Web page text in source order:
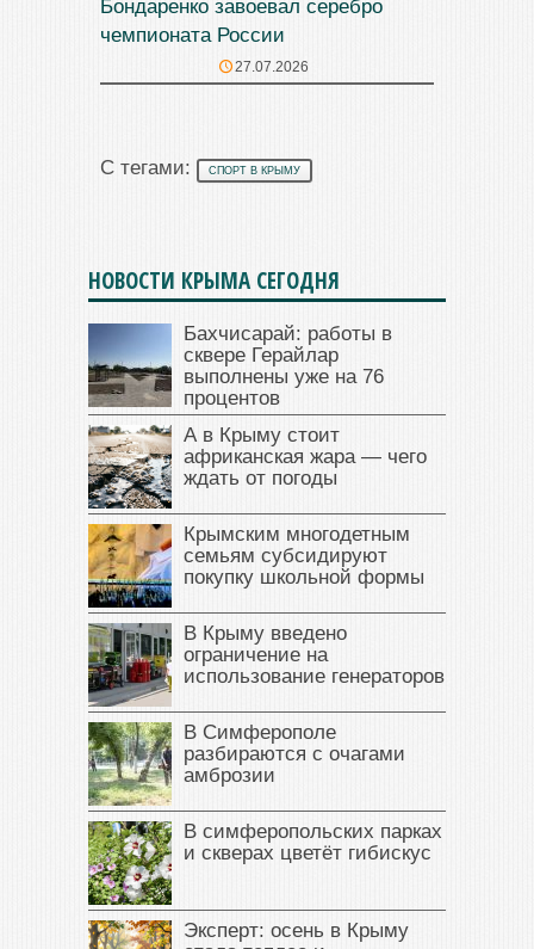
Бондаренко завоевал серебро
чемпионата России
27.07.2026
С тегами: СПОРТ В КРЫМУ
НОВОСТИ КРЫМА СЕГОДНЯ
Бахчисарай: работы в
сквере Герайлар
выполнены уже на 76
процентов
А в Крыму стоит
африканская жара — чего
ждать от погоды
Крымским многодетным
семьям субсидируют
покупку школьной формы
В Крыму введено
ограничение на
использование генераторов
В Симферополе
разбираются с очагами
амброзии
В симферопольских парках
и скверах цветёт гибискус
Эксперт: осень в Крыму